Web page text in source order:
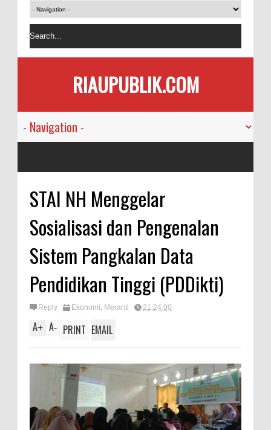
RIAUPUBLIK.COM
STAI NH Menggelar
Sosialisasi dan Pengenalan
Sistem Pangkalan Data
Pendidikan Tinggi (PDDikti)
Reply Ekonomi, Meranti 21.24.00
A+ A- PRINT EMAIL